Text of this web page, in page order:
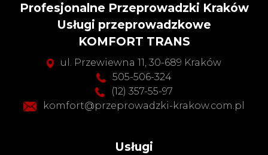
Profesjonalne Przeprowadzki Kraków
Usługi przeprowadzkowe
KOMFORT TRANS
ul. Przewiewna 11, 30-689 Kraków
505-506-324
(12) 357-55-97
komfort@przeprowadzki-krakow.com.pl
Usługi